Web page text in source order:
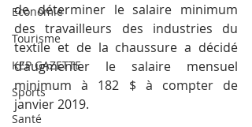
Economie
Tourisme
KEP GAZETTE
Sports
Santé
de déterminer le salaire minimum
des travailleurs des industries du
textile et de la chaussure a décidé
d’augmenter le salaire mensuel
minimum à 182 $ à compter de
janvier 2019.